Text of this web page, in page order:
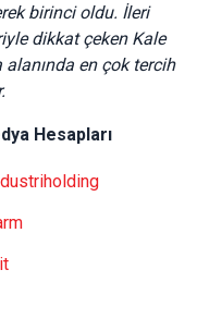
birinci oldu. İleri
dikkat çeken Kale
alanında en çok tercih
Hesapları